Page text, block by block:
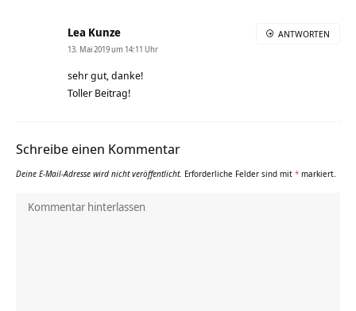
Lea Kunze
13. Mai 2019 um 14:11 Uhr
sehr gut, danke!
Toller Beitrag!
ANTWORTEN
Schreibe einen Kommentar
Deine E-Mail-Adresse wird nicht veröffentlicht. Erforderliche Felder sind mit * markiert.